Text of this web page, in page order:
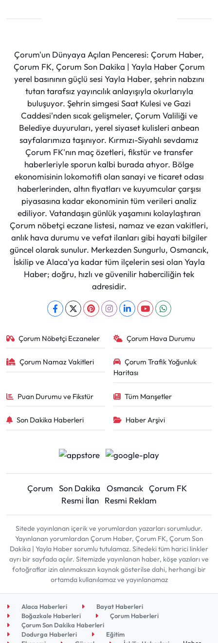
Çorum'un Dünyaya Açılan Penceresi: Çorum Haber,
Çorum FK, Çorum Son Dakika | Yayla Haber Çorum
yerel basınının güçlü sesi Yayla Haber, şehrin nabzını
tutan tarafsız yayıncılık anlayışıyla okurlarıyla
buluşuyor. Şehrin simgesi Saat Kulesi ve Gazi
Caddesi'nden sıcak gelişmeler, Çorum Valiliği ve
Belediye duyuruları, yerel siyaset kulisleri anbean
sayfalarımıza taşınıyor. Kırmızı-Siyahlı sevdamız
Çorum FK'nın maç özetleri, fikstür ve transfer
haberleriyle sporun kalbi burada atıyor. Bölge
ekonomisinin lokomotifi olan sanayi ve ticaret odası
haberlerinden, altın fiyatları ve kuyumcular çarşısı
piyasasına kadar ekonominin tüm verileri analiz
ediliyor. Vatandaşın günlük yaşamını kolaylaştıran
Çorum nöbetçi eczane listesi, namaz ve ezan vakitleri,
anlık hava durumu ve vefat ilanları gibi hayati bilgiler
güncel olarak sunulur. Merkezden Sungurlu, Osmancık,
İskilip ve Alaca'ya kadar tüm ilçelerin sesi olan Yayla
Haber; doğru, hızlı ve güvenilir haberciliğin tek
adresidir.
Çorum Nöbetçi Eczaneler Çorum Hava Durumu
Çorum Namaz Vakitleri
Çorum Trafik Yoğunluk
Haritası
Puan Durumu ve Fikstür Tüm Manşetler
Son Dakika Haberleri Haber Arşivi
Çorum Son Dakika Osmancık Çorum FK
Resmi İlan
Resmi Reklam
Sitede yayınlanan içerik ve yorumlardan yazarları sorumludur.
Yayınlanan yorumlardan Çorum Haber, Çorum FK, Çorum Son
Dakika | Yayla Haber sorumlu tutulamaz. Sitedeki tüm harici linkler
ayrı bir sayfada açılır. Sitemizde yayınlanan haber, köşe yazıları ve
fotoğraflar izin alınmaksızın kaynak gösterilse dahi, herhangi bir
ortamda kullanılamaz ve yayınlanamaz
Alaca Haberleri
Bayat Haberleri
Boğazkale Haberleri
Çorum Haberleri
Çorum Son Dakika Haberleri
Dodurga Haberleri
Eğitim